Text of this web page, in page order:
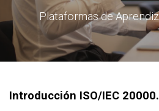
Plataformas de
Introducción ISO/IEC 20000.